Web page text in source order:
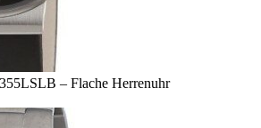
– Flache Herrenuhr